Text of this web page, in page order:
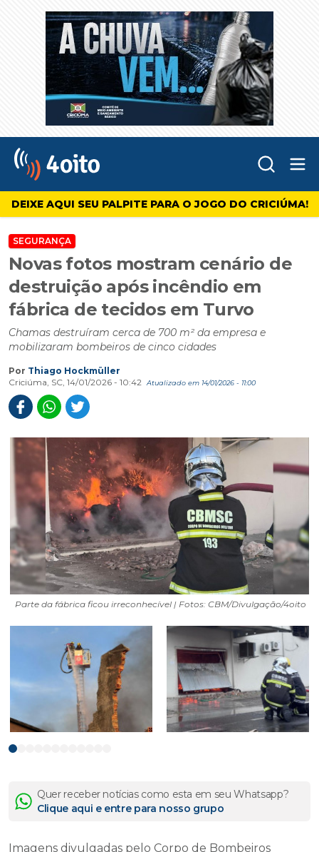
4oito
DEIXE AQUI SEU PALPITE PARA O JOGO DO CRICIÚMA!
SEGURANÇA
Novas fotos mostram cenário de
destruição após incêndio em
fábrica de tecidos em Turvo
Chamas destruíram cerca de 700 m² da empresa e
mobilizaram bombeiros de cinco cidades
Por Thiago Hockmüller
Criciúma, SC, 14/01/2026 - 10:42
Atualizado em 14/01/2026 - 11:00
Parte da fábrica ficou irreconhecível | Fotos: CBM/Divulgação/4oito
Quer receber notícias como esta em seu Whatsapp?
Clique aqui e entre para nosso grupo
Imagens divulgadas pelo Corpo de Bombeiros